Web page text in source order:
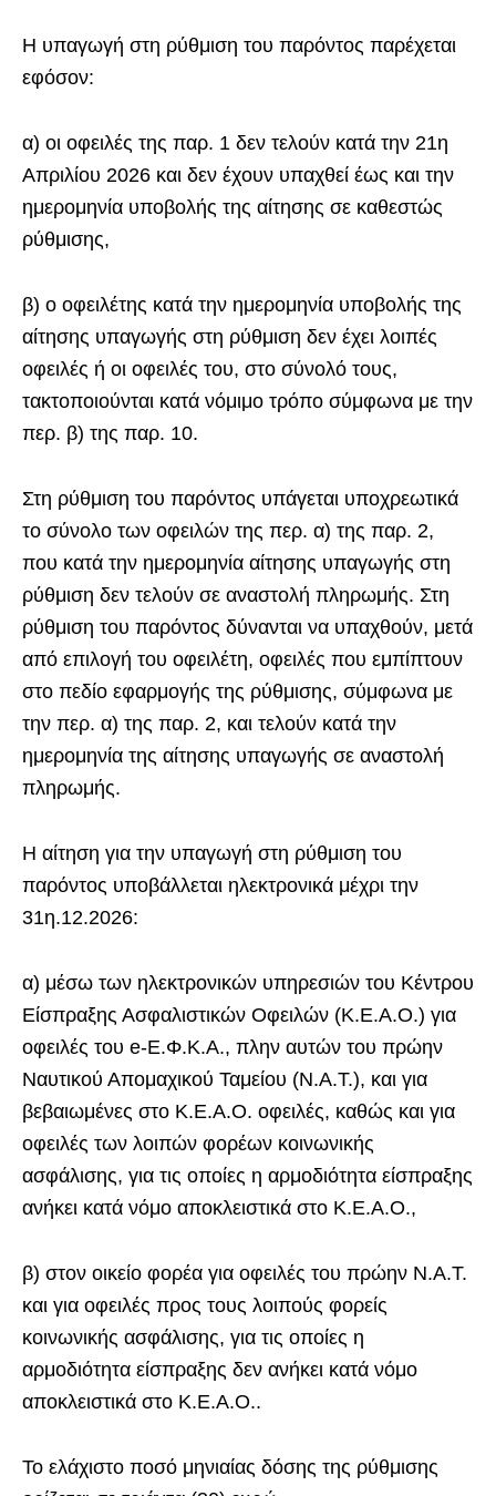
Η υπαγωγή στη ρύθμιση του παρόντος παρέχεται
εφόσον:
α) οι οφειλές της παρ. 1 δεν τελούν κατά την 21η
Απριλίου 2026 και δεν έχουν υπαχθεί έως και την
ημερομηνία υποβολής της αίτησης σε καθεστώς
ρύθμισης,
β) ο οφειλέτης κατά την ημερομηνία υποβολής της
αίτησης υπαγωγής στη ρύθμιση δεν έχει λοιπές
οφειλές ή οι οφειλές του, στο σύνολό τους,
τακτοποιούνται κατά νόμιμο τρόπο σύμφωνα με την
περ. β) της παρ. 10.
Στη ρύθμιση του παρόντος υπάγεται υποχρεωτικά
το σύνολο των οφειλών της περ. α) της παρ. 2,
που κατά την ημερομηνία αίτησης υπαγωγής στη
ρύθμιση δεν τελούν σε αναστολή πληρωμής. Στη
ρύθμιση του παρόντος δύνανται να υπαχθούν, μετά
από επιλογή του οφειλέτη, οφειλές που εμπίπτουν
στο πεδίο εφαρμογής της ρύθμισης, σύμφωνα με
την περ. α) της παρ. 2, και τελούν κατά την
ημερομηνία της αίτησης υπαγωγής σε αναστολή
πληρωμής.
Η αίτηση για την υπαγωγή στη ρύθμιση του
παρόντος υποβάλλεται ηλεκτρονικά μέχρι την
31η.12.2026:
α) μέσω των ηλεκτρονικών υπηρεσιών του Κέντρου
Είσπραξης Ασφαλιστικών Οφειλών (Κ.Ε.Α.Ο.) για
οφειλές του e-Ε.Φ.Κ.Α., πλην αυτών του πρώην
Ναυτικού Απομαχικού Ταμείου (Ν.Α.Τ.), και για
βεβαιωμένες στο Κ.Ε.Α.Ο. οφειλές, καθώς και για
οφειλές των λοιπών φορέων κοινωνικής
ασφάλισης, για τις οποίες η αρμοδιότητα είσπραξης
ανήκει κατά νόμο αποκλειστικά στο Κ.Ε.Α.Ο.,
β) στον οικείο φορέα για οφειλές του πρώην Ν.Α.Τ.
και για οφειλές προς τους λοιπούς φορείς
κοινωνικής ασφάλισης, για τις οποίες η
αρμοδιότητα είσπραξης δεν ανήκει κατά νόμο
αποκλειστικά στο Κ.Ε.Α.Ο..
Το ελάχιστο ποσό μηνιαίας δόσης της ρύθμισης